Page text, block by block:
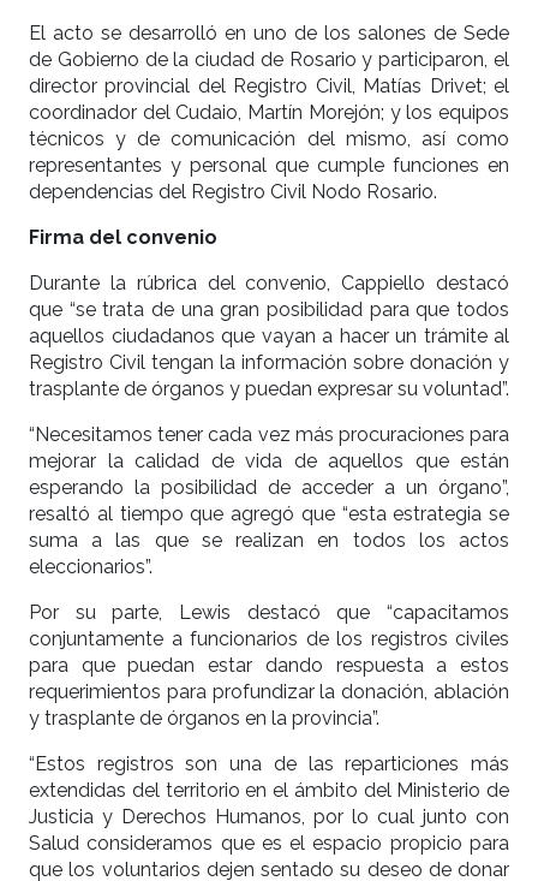
El acto se desarrolló en uno de los salones de Sede
de Gobierno de la ciudad de Rosario y participaron, el
director provincial del Registro Civil, Matías Drivet; el
coordinador del Cudaio, Martín Morejón; y los equipos
técnicos y de comunicación del mismo, así como
representantes y personal que cumple funciones en
dependencias del Registro Civil Nodo Rosario.
Firma del convenio
Durante la rúbrica del convenio, Cappiello destacó
que “se trata de una gran posibilidad para que todos
aquellos ciudadanos que vayan a hacer un trámite al
Registro Civil tengan la información sobre donación y
trasplante de órganos y puedan expresar su voluntad”.
“Necesitamos tener cada vez más procuraciones para
mejorar la calidad de vida de aquellos que están
esperando la posibilidad de acceder a un órgano”,
resaltó al tiempo que agregó que “esta estrategia se
suma a las que se realizan en todos los actos
eleccionarios”.
Por su parte, Lewis destacó que “capacitamos
conjuntamente a funcionarios de los registros civiles
para que puedan estar dando respuesta a estos
requerimientos para profundizar la donación, ablación
y trasplante de órganos en la provincia”.
“Estos registros son una de las reparticiones más
extendidas del territorio en el ámbito del Ministerio de
Justicia y Derechos Humanos, por lo cual junto con
Salud consideramos que es el espacio propicio para
que los voluntarios dejen sentado su deseo de donar